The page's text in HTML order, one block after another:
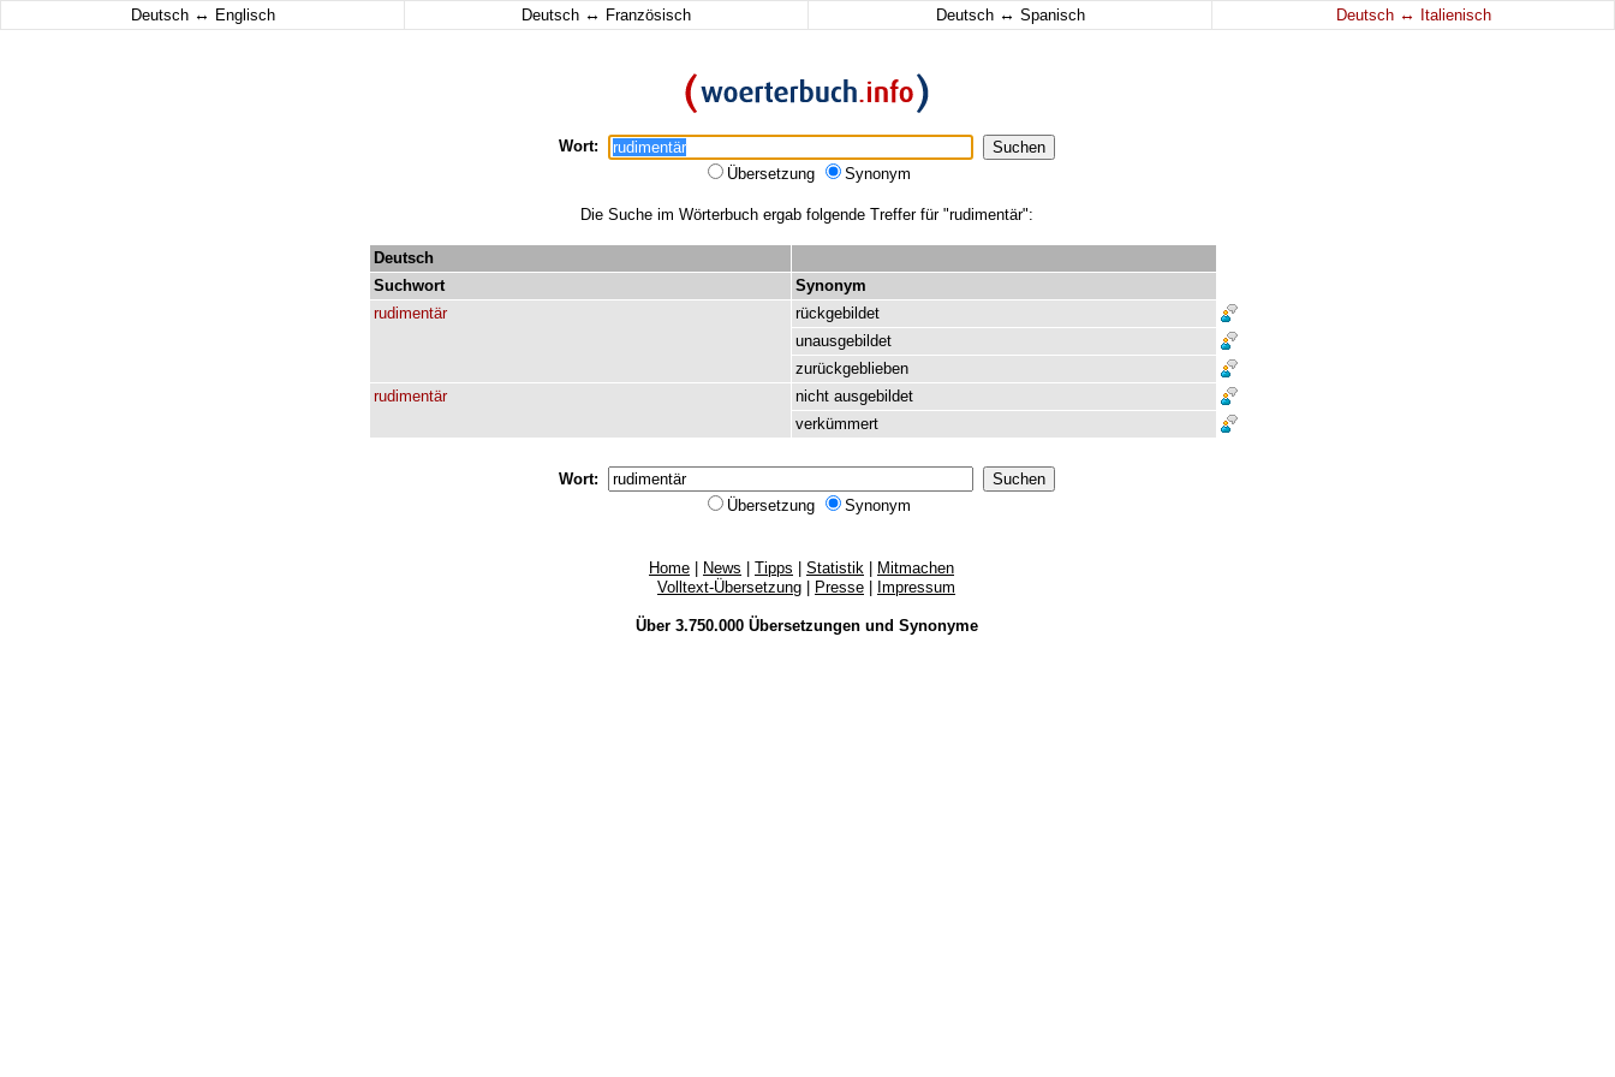
Deutsch ↔ Englisch Deutsch ↔ Französisch Deutsch ↔ Spanisch Deutsch ↔ Italienisch
Wort:
Übersetzung
Synonym
Die Suche im Wörterbuch ergab folgende Treffer für "rudimentär":
Deutsch
Suchwort
Synonym
rudimentär
rückgebildet
unausgebildet
zurückgeblieben
rudimentär
nicht ausgebildet
verkümmert
Wort:
Übersetzung
Synonym
Home News Tipps Statistik
Mitmachen
Volltext-Übersetzung
Presse Impressum
Über 3.750.000 Übersetzungenund Synonyme